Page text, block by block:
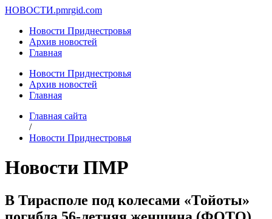
НОВОСТИ.pmrgid.com
Новости Приднестровья
Архив новостей
Главная
Новости Приднестровья
Архив новостей
Главная
Главная сайта
/
Новости Приднестровья
Новости ПМР
В Тирасполе под колесами «Тойоты»